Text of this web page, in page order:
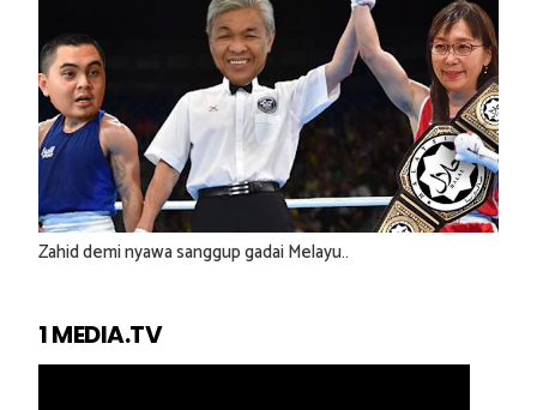
Zahid demi nyawa sanggup gadai Melayu..
1 MEDIA.TV